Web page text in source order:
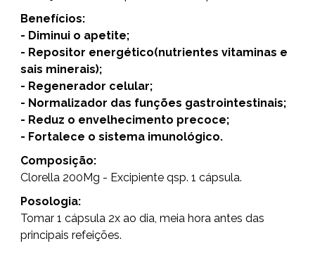
Benefícios:
- Diminui o apetite;
- Repositor energético(nutrientes vitaminas e
sais minerais);
- Regenerador celular;
- Normalizador das funções gastrointestinais;
- Reduz o envelhecimento precoce;
- Fortalece o sistema imunológico.
Composição:
Clorella 200Mg - Excipiente qsp. 1 cápsula.
Posologia:
Tomar 1 cápsula 2x ao dia, meia hora antes das
principais refeições.